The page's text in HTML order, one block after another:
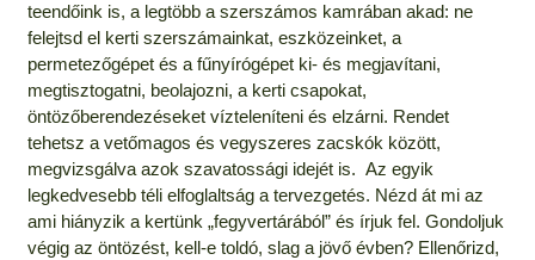
teendőink is, a legtöbb a szerszámos kamrában akad: ne
felejtsd el kerti szerszámainkat, eszközeinket, a
permetezőgépet és a fűnyírógépet ki- és megjavítani,
megtisztogatni, beolajozni, a kerti csapokat,
öntözőberendezéseket vízteleníteni és elzárni. Rendet
tehetsz a vetőmagos és vegyszeres zacskók között,
megvizsgálva azok szavatossági idejét is. Az egyik
legkedvesebb téli elfoglaltság a tervezgetés. Nézd át mi az
ami hiányzik a kertünk „fegyvertárából” és írjuk fel. Gondoljuk
végig az öntözést, kell-e toldó, slag a jövő évben? Ellenőrizd,